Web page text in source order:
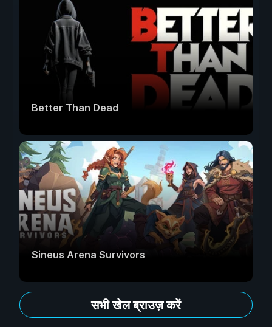
Better Than Dead
Sineus Arena Survivors
सभी खेल ब्राउज़ करें